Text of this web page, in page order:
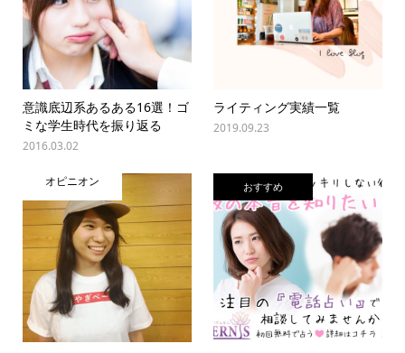
意識底辺系あるある16選！ゴ
ミな学生時代を振り返る
2016.03.02
ライティング実績一覧
2019.09.23
オピニオン おすすめ